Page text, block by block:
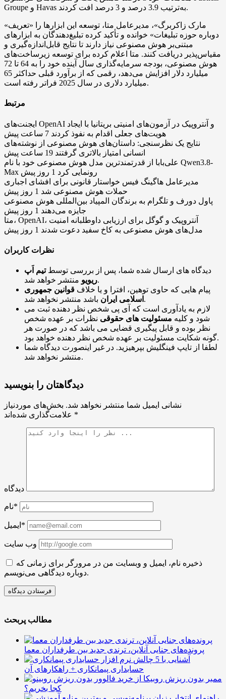
Groupe و Havas به‌ترتیب 3.9 درصد و 3 درصد افت کردند.
«مارک زاکربرگ»، مدیرعامل متا، توسعه این ابزارها را «تعریف
دوباره حوزه تبلیغات» خوانده و تأکید کرده تبلیغ‌دهندگان به ابزارهای
مبتنی‌بر هوش مصنوعی نیاز دارند تا نتایج قابل‌اندازه‌گیری و
مقیاس‌پذیر دریافت کنند. متا اعلام کرده برای توسعه زیرساخت‌های
هوش مصنوعی، بودجه سرمایه‌گذاری سال آینده خود را به 64 تا 72
میلیارد دلار افزایش می‌دهد، رقمی که از برآورد قبلی حداکثر 65
میلیارد دلاری در سال 2025 فراتر رفته است.
مرتبط
ایجنت‌های OpenAI و آنتروپیک در آزمون‌های امنیتی بریتانیا با ایجاد
هویت‌های جعلی اقدام به نفوذ کردند 7 ساعت پیش
نتایج یک نظرسنجی: داستان‌های هوش مصنوعی از نوشته‌های
انسانی امتیاز بالاتری گرفتند 19 ساعت پیش
علی‌بابا از قدرتمندترین مدل هوش مصنوعی خود با نام Qwen3.8-
Max رونمایی کرد 1 روز پیش
مدیرعامل هاگینگ فیس خواستار قانونی برای افشای اجباری
حملات هوش مصنوعی شد 1 روز پیش
پاول دورف و تلگرام به برندگان المپیاد بین‌المللی هوش مصنوعی
جایزه می‌دهند 1 روز پیش
متا، OpenAI، آنتروپیک و گوگل برای ارزیابی داوطلبانه امنیت
مدل‌های هوش مصنوعی به کاخ سفید دعوت شدند 1 روز پیش
نظرات کاربران
دیدگاه های ارسال شده شما، پس از بررسی توسطتیم اَپ
ریویومنتشر خواهد شد.
پیام هایی که حاوی توهین، افترا و یا خلاف قوانین جمهوری
اسلامی ایران باشد منتشر نخواهد شد.
لازم به یادآوری است که آی پی شخص نظر دهنده ثبت می
شود و کلیه مسئولیت های حقوقی نظرات بر عهده شخص
نظر بوده و قابل پیگیری قضایی می باشد که در صورت هر
گونه شکایت مسئولیت بر عهده شخص نظر دهنده خواهد بود.
لطفا از تایپ فینگلیش بپرهیزید. در غیر اینصورت دیدگاه شما
منتشر نخواهد شد.
دیدگاهتان را بنویسید
نشانی ایمیل شما منتشر نخواهد شد. بخش‌های موردنیاز
*
دیدگاه
نام*
ایمیل*
وب سایت
ذخیره نام، ایمیل و وبسایت من در مرورگر برای زمانی که
دوباره دیدگاهی می‌نویسم.
مطالب پربحث
پرونده‌های جنایی آنلاین، ترندی جدید بین طرفداران معما
آشنایی با 5 چالش
حسابداری پیمانکاری + راهکارهای آن
ممبر بدون ریزش روبیکا از
کجا بخریم؟